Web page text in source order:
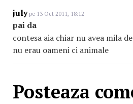
julype 13 Oct 2011, 18:12
pai da
contesa aia chiar nu avea mila
nu erau oameni ci animale
Posteaza